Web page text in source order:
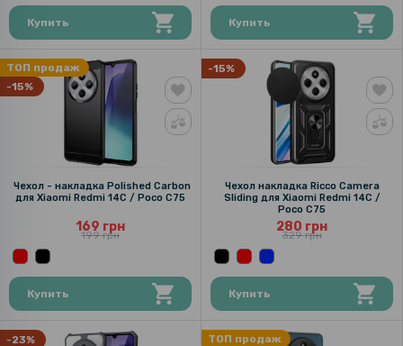
Купить Купить
ТОП продаж
-15%
Чехол - накладка Polished Carbon
для Xiaomi Redmi 14C / Poco C75
169 грн
199 грн
Купить
-15%
Чехол накладка Ricco Camera
Sliding для Xiaomi Redmi 14C /
Poco C75
280 грн
329 грн
Купить
-23%
ТОП продаж